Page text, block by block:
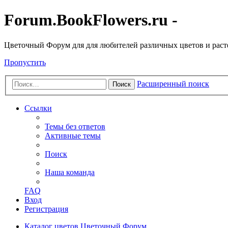
Forum.BookFlowers.ru -
Цветочный Форум для для любителей различных цветов и
Пропустить
Поиск Расширенный поиск
Ссылки
Темы без ответов
Активные темы
Поиск
Наша команда
FAQ
Вход
Регистрация